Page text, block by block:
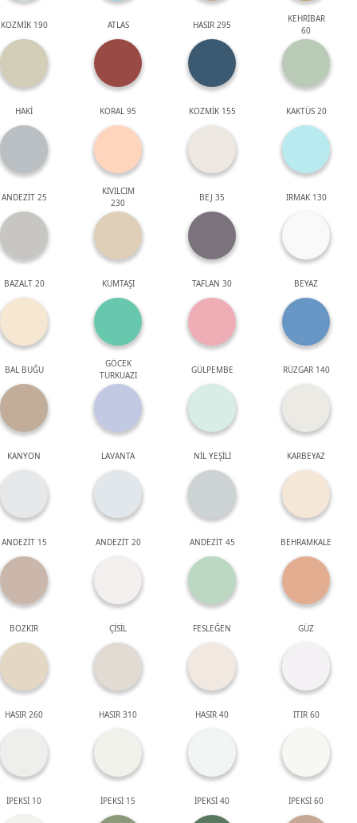
KOZMİK 190 ATLAS HASIR 295
KEHRİBAR
60
HAKİ KORAL 95 KOZMİK 155 KAKTÜS 20
ANDEZİT 25
KIVILCIM
230
BEJ 35 IRMAK 130
BAZALT 20 KUMTAŞI TAFLAN 30 BEYAZ
BAL BUĞU
GÖCEK
TURKUAZI
GÜLPEMBE RÜZGAR 140
KANYON LAVANTA NİL YEŞİLİ KARBEYAZ
ANDEZİT 15 ANDEZİT 20 ANDEZİT 45 BEHRAMKALE
BOZKIR ÇİSİL FESLEĞEN GÜZ
HASIR 260 HASIR 310 HASIR 40 ITIR 60
İPEKSİ 10 İPEKSİ 15 İPEKSİ 40 İPEKSİ 60